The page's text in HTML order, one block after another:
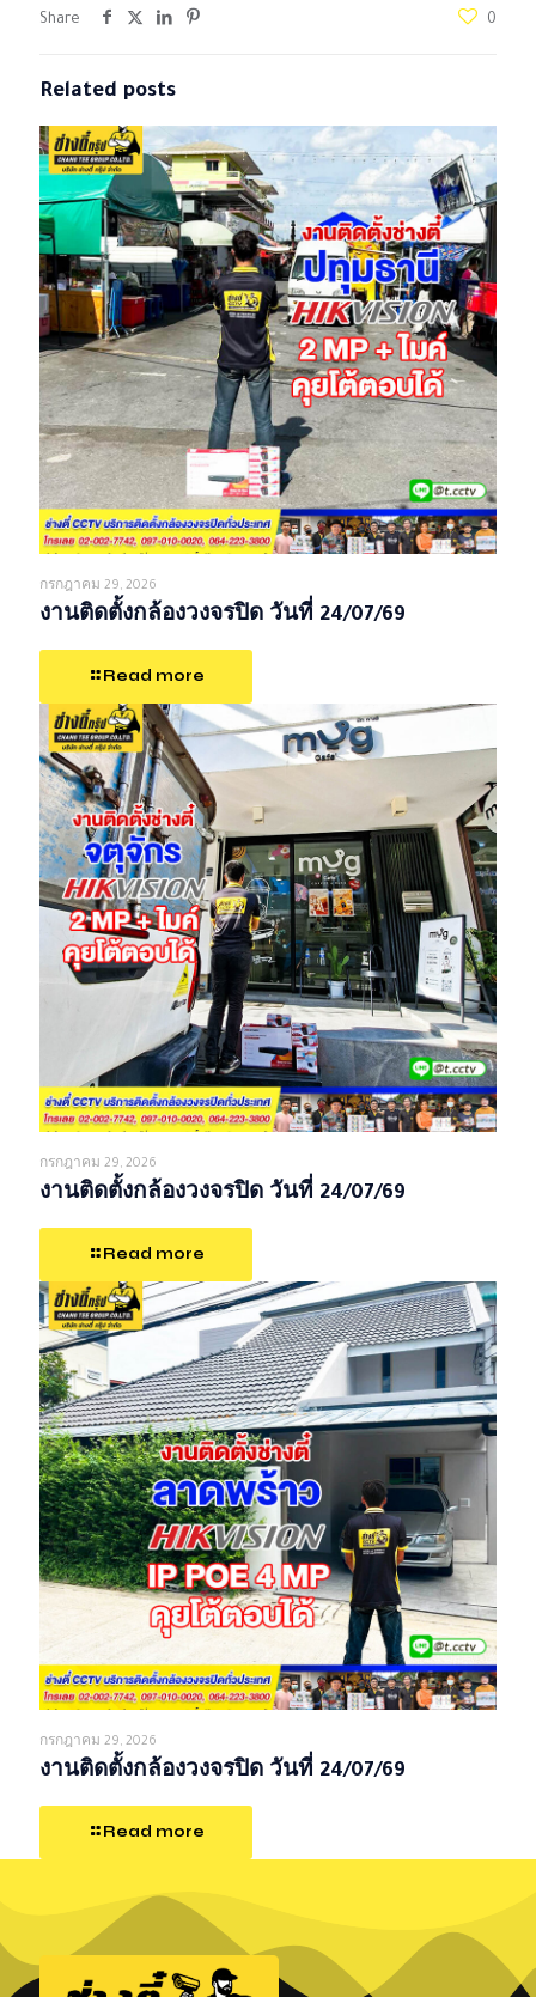
Share 0
Related posts
กรกฎาคม 29, 2026
งานติดตั้งกล้องวงจรปิด วันที่ 24/07/69
Read more
กรกฎาคม 29, 2026
งานติดตั้งกล้องวงจรปิด วันที่ 24/07/69
Read more
กรกฎาคม 29, 2026
งานติดตั้งกล้องวงจรปิด วันที่ 24/07/69
Read more